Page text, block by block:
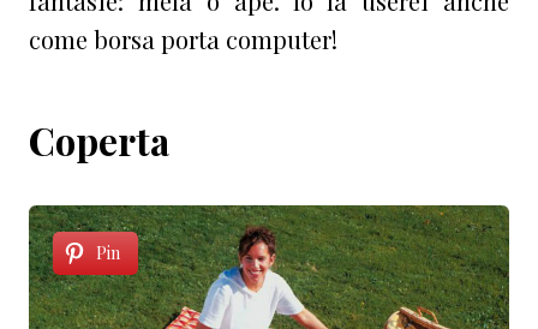
come borsa porta computer!
Coperta
Pin